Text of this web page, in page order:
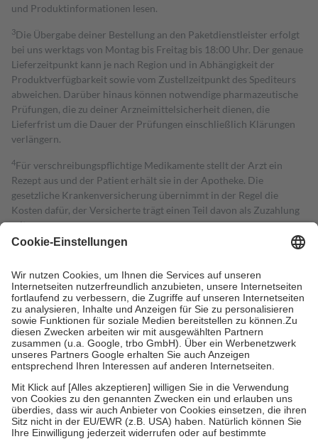
und Produktinformationen lesen.
3Die Übergabe deiner Bestellung an den Paketdienstleister erfolgt
bei uns werktags von Montag bis Freitag bis 18:00 Uhr. Der genaue
Lieferzeitpunkt kann je nach Region und in Abhängigkeit der
Produktverfügbarkeit sowie vom Zustellzeitpunkt des Spediteurs
abweichen. Darüber hinaus können notwendige pharmazeutische
Prüfungen, die zu deiner Arzneimittelsicherheit dienen, die
Lieferfrist um die Dauer der Prüfungen einschließlich Klärungen
verlängern.
4Für verschreibungspflichtige Medikamente stellt der Arzt ein
Rezept aus und der Patient erhält sie in der Apotheke. Die
gesetzliche Krankenversicherung übernimmt in der Regel die
Kosten dafür, der Versicherte trägt einen Teil davon als Zuzahlung
mit.
Grundsätzlich leisten Mitglieder Zuzahlungen in Höhe von zehn
höchstens zehn Euro.
Es sind jedoch nie mehr als die tatsächlichen
Kosten der Leistung zu entrichten.
Diese Regeln gelten grundsätzlich auch für Online-Apotheken.
Bei Heilmitteln und häuslicher Krankenpflege beträgt die
Zuzahlung zehn Prozent der Kosten sowie zehn Euro je
Verordnung.
Um das Engagement der Versicherten für ihre eigene Gesundheit zu
stärken und die besondere Stellung der Familie zu unterstützen,
fallenkeine Zuzahlungenan bei:
• Kindern und Jugendlichen bis zum vollendeten 18. Lebensjahr
mit Ausnahme der Fahrkosten
• Untersuchungen zur Vorsorge und Früherkennung, die von der